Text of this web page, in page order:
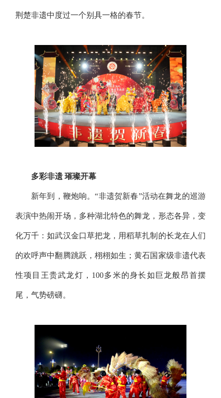
荆楚非遗中度过一个别具一格的春节。
多彩非遗 璀璨开幕
新年到，鞭炮响。“非遗贺新春”活动在舞龙的巡游
表演中热闹开场，多种湖北特色的舞龙，形态各异，变
化万千：如武汉金口草把龙，用稻草扎制的长龙在人们
的欢呼声中翻腾跳跃，栩栩如生；黄石国家级非遗代表
性项目王贵武龙灯，100多米的身长如巨龙般昂首摆
尾，气势磅礴。